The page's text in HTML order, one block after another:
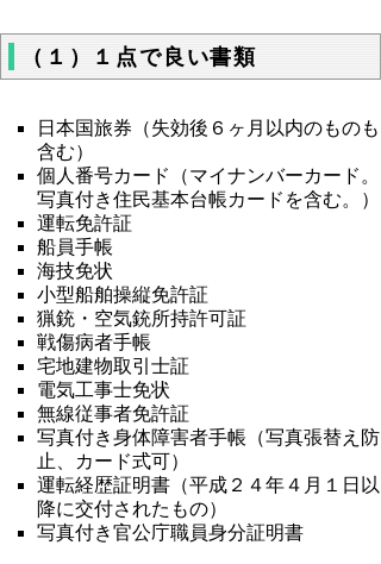
（１）１点で良い書類
日本国旅券（失効後６ヶ月以内のものも
含む）
個人番号カード（マイナンバーカード。
写真付き住民基本台帳カードを含む。）
運転免許証
船員手帳
海技免状
小型船舶操縦免許証
猟銃・空気銃所持許可証
戦傷病者手帳
宅地建物取引士証
電気工事士免状
無線従事者免許証
写真付き身体障害者手帳（写真張替え防
止、カード式可）
運転経歴証明書（平成２４年４月１日以
降に交付されたもの）
写真付き官公庁職員身分証明書